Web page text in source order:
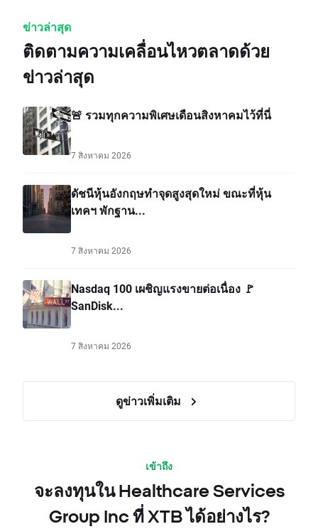
ข่าวล่าสุด
ติดตามความเคลื่อนไหวตลาดด้วย
ข่าวล่าสุด
🚨 รวมทุกความพิเศษเดือนสิงหาคมไว้ที่นี่
7 สิงหาคม 2026
ดัชนีหุ้นอังกฤษทำจุดสูงสุดใหม่ ขณะที่หุ้น
เทคฯ พักฐาน...
7 สิงหาคม 2026
Nasdaq 100 เผชิญแรงขายต่อเนื่อง 🚩
SanDisk...
7 สิงหาคม 2026
ดูข่าวเพิ่มเติม
เข้าถึง
จะลงทุนใน Healthcare Services
Group Inc ที่ XTB ได้อย่างไร?